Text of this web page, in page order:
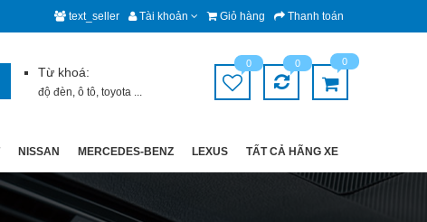
text_seller Tài khoản Giỏ hàng Thanh toán
Từ khoá:
độ đèn, ô tô, toyota ...
0 0 0
NISSAN MERCEDES-BENZ LEXUS TẤT CẢ HÃNG XE